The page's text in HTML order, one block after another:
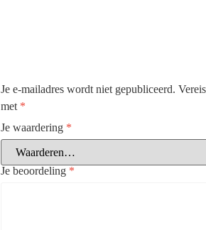
Je e-mailadres wordt niet gepubliceerd.
met *
Je waardering *
Je beoordeling *